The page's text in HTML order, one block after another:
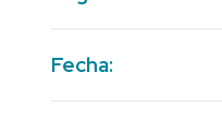
Fecha: